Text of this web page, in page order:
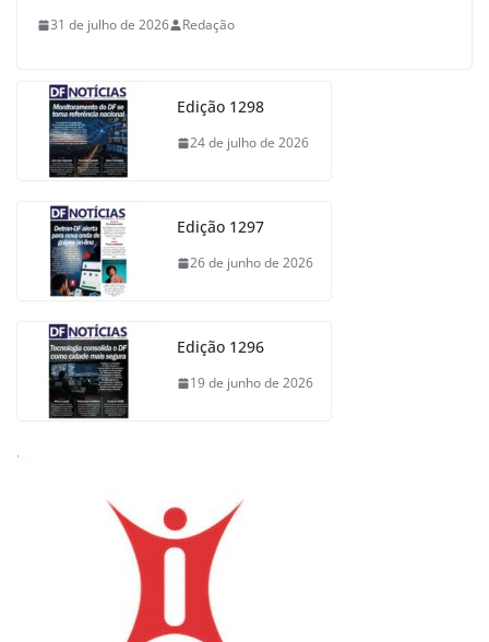
31 de julho de 2026 Redação
Edição 1298
24 de julho de 2026
Edição 1297
26 de junho de 2026
Edição 1296
19 de junho de 2026